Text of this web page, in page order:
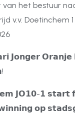
het bestuur
v.v. Doetinchem 1
𝗝𝗼𝗻𝗴𝗲𝗿 𝗢𝗿𝗮𝗻𝗷𝗲
𝗝𝗢𝟭𝟬-𝟭 𝘀𝘁𝗮𝗿𝘁
𝗼𝗽